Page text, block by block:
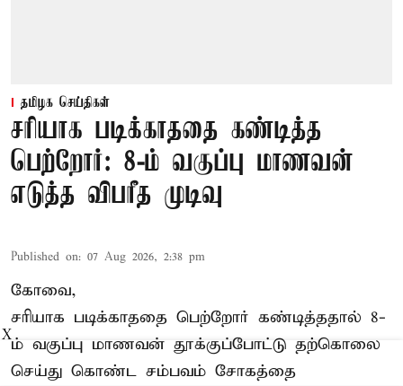
தமிழக செய்திகள்
சரியாக படிக்காததை கண்டித்த
பெற்றோர்: 8-ம் வகுப்பு மாணவன்
எடுத்த விபரீத முடிவு
Published on: 07 Aug 2026, 2:38 pm
கோவை,
சரியாக படிக்காததை பெற்றோர் கண்டித்ததால் 8-
ம் வகுப்பு மாணவன் தூக்குப்போட்டு தற்கொலை
செய்து கொண்ட சம்பவம் சோகத்தை
X